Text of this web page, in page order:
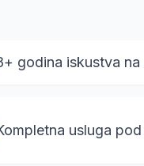
godina iskustva
usluga